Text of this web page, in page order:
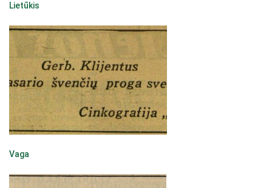
Lietūkis
Vaga